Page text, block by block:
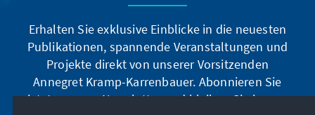
Erhalten Sie exklusive Einblicke in die neuesten
Publikationen, spannende Veranstaltungen und
Projekte direkt von unserer Vorsitzenden
Annegret Kramp-Karrenbauer. Abonnieren Sie
jetzt unseren Newsletter und bleiben Sie immer